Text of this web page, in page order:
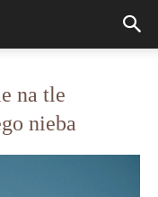
na tle
nieba